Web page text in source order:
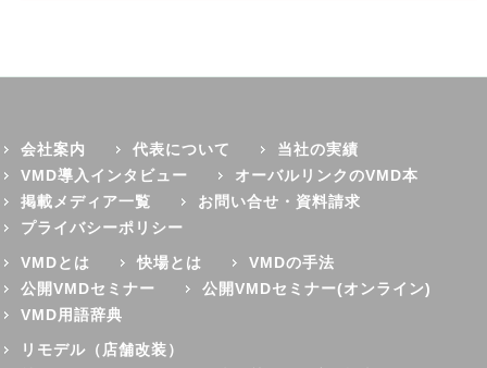
会社案内 代表について
当社の実績
VMD導入インタビュー
オーバルリンクのVMD本
掲載メディア一覧
お問い合せ・資料請求
プライバシーポリシー
VMDとは
快場とは
VMDの手法
公開VMDセミナー
公開VMDセミナー(オンライン)
VMD用語辞典
リモデル（店舗改装）